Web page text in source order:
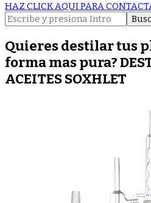
HAZ CLICK AQUI PARA
Buscar:
Quieres destilar tus
forma mas pura?
ACEITES SOXHLET